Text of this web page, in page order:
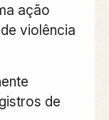
ação
violência
de